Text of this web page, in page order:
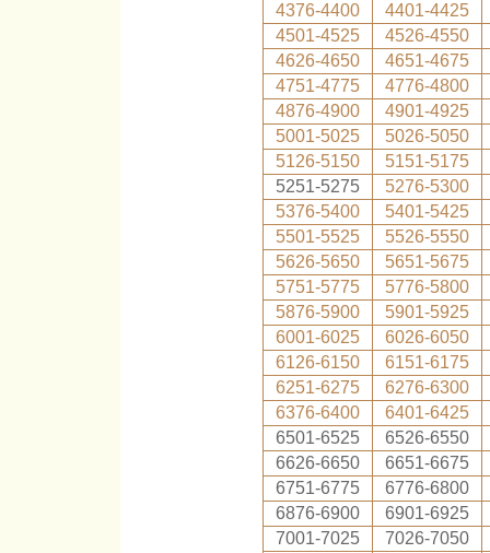
4376-4400
4401-4425
4501-4525
4526-4550
4626-4650
4651-4675
4751-4775
4776-4800
4876-4900
4901-4925
5001-5025
5026-5050
5126-5150
5151-5175
5251-5275
5276-5300
5376-5400
5401-5425
5501-5525
5526-5550
5626-5650
5651-5675
5751-5775
5776-5800
5876-5900
5901-5925
6001-6025
6026-6050
6126-6150
6151-6175
6251-6275
6276-6300
6376-6400
6401-6425
6501-6525
6526-6550
6626-6650
6651-6675
6751-6775
6776-6800
6876-6900
6901-6925
7001-7025
7026-7050